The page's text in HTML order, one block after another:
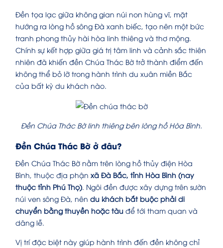
Đền tọa lạc giữa không gian núi non hùng vĩ, mặt
hướng ra lòng hồ sông Đà xanh biếc, tạo nên một bức
tranh phong thủy hài hòa linh thiêng và thơ mộng.
Chính sự kết hợp giữa giá trị tâm linh và cảnh sắc thiên
nhiên đã khiến đền Chúa Thác Bờ trở thành điểm đến
không thể bỏ lỡ trong hành trình du xuân miền Bắc
của bất kỳ du khách nào.
Đền Chúa Thác Bờ linh thiêng bên lòng hồ Hòa Bình.
Đền Chúa Thác Bờ ở đâu?
Đền Chúa Thác Bờ nằm trên lòng hồ thủy điện Hòa
Bình, thuộc địa phận xã Đà Bắc, tỉnh Hòa Bình (nay
thuộc tỉnh Phú Thọ) . Ngôi đền được xây dựng trên sườn
núi ven sông Đà, nên du khách bắt buộc phải di
chuyển bằng thuyền hoặc tàu để tới tham quan và
dâng lễ.
Vị trí đặc biệt này giúp hành trình đến đền không chỉ